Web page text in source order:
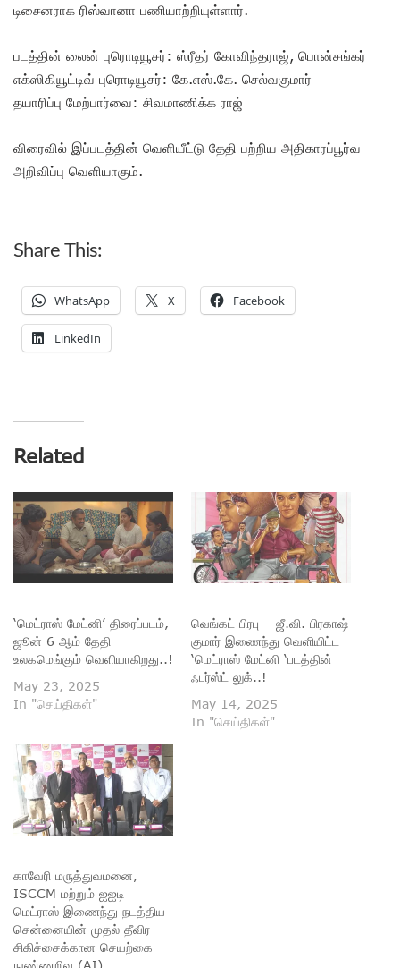
டிசைனராக ரிஸ்வானா பணியாற்றியுள்ளார்.
படத்தின் லைன் புரொடியூசர்: ஸ்ரீதர் கோவிந்தராஜ், பொன்சங்கர்
எக்ஸிகியூட்டிவ் புரொடியூசர்: கே.எஸ்.கே. செல்வகுமார்
தயாரிப்பு மேற்பார்வை: சிவமாணிக்க ராஜ்
விரைவில் இப்படத்தின் வெளியீட்டு தேதி பற்றிய அதிகாரப்பூர்வ
அறிவிப்பு வெளியாகும்.
Share This:
WhatsApp X Facebook
LinkedIn
Related
‘மெட்ராஸ் மேட்னி’ திரைப்படம்,
ஜூன் 6 ஆம் தேதி
உலகமெங்கும் வெளியாகிறது..!
May 23, 2025
In "செய்திகள்"
வெங்கட் பிரபு – ஜீ.வி. பிரகாஷ்
குமார் இணைந்து வெளியிட்ட
‘மெட்ராஸ் மேட்னி ‘படத்தின்
ஃபர்ஸ்ட் லுக்..!
May 14, 2025
In "செய்திகள்"
காவேரி மருத்துவமனை,
ISCCM மற்றும் ஐஐடி
மெட்ராஸ் இணைந்து நடத்திய
சென்னையின் முதல் தீவிர
சிகிச்சைக்கான செயற்கை